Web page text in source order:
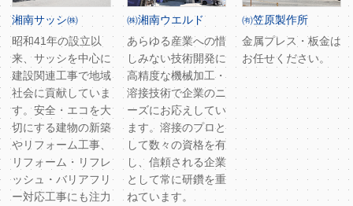
湘南サッシ㈱
昭和41年の設立以
来、サッシを中心に
建設関連工事で地域
社会に貢献していま
す。安全・エコを大
切にする建物の新築
やリフォーム工事、
リフォーム・リフレ
ッシュ・バリアフリ
ー対応工事にも注力
㈱湘南ウエルド
あらゆる産業への惜
しみない技術開発に
高精度な機械加工・
溶接技術で企業のニ
ーズにお応えしてい
ます。溶接のプロと
して数々の資格を有
し、信頼される企業
として常に研鑽を重
ねています。
㈲笠原製作所
金属プレス・板金は
お任せください。